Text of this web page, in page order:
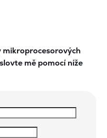
mikroprocesorových
mě pomocí níže